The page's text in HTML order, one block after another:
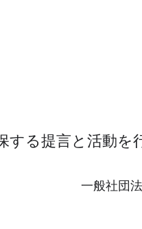
する提言と活動を
一般社団